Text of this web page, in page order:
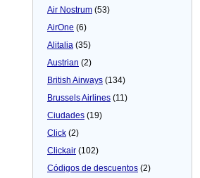
Air Nostrum (53)
AirOne (6)
Alitalia (35)
Austrian (2)
British Airways (134)
Brussels Airlines (11)
Ciudades (19)
Click (2)
Clickair (102)
Códigos de descuentos (2)